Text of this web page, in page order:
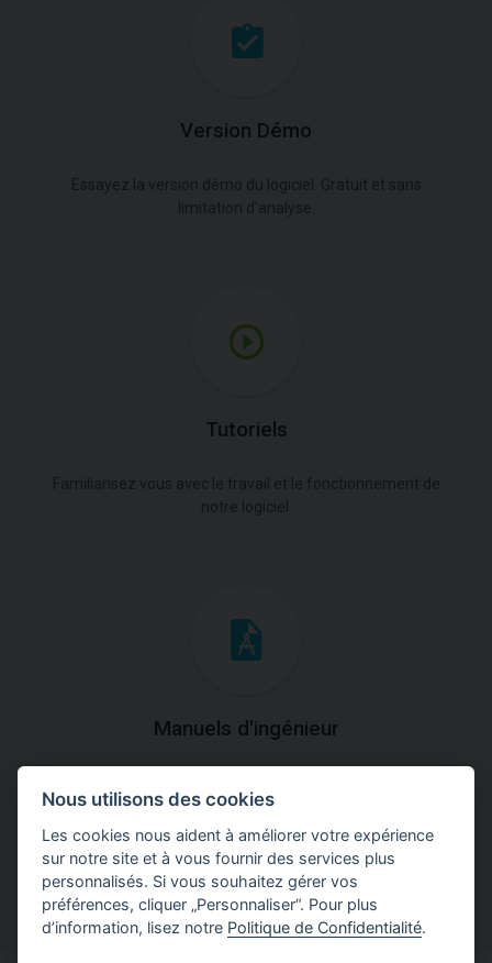
Version Démo
Essayez la version démo du logiciel. Gratuit et sans
limitation d'analyse.
Tutoriels
Familiarisez vous avec le travail et le fonctionnement de
notre logiciel.
Manuels d'ingénieur
théoriques et pratiques du fonctionnement des
programmes.
Nous utilisons des cookies
Les cookies nous aident à améliorer votre expérience
sur notre site et à vous fournir des services plus
personnalisés. Si vous souhaitez gérer vos
préférences, cliquer „Personnaliser“. Pour plus
d’information, lisez notre Politique de Confidentialité.